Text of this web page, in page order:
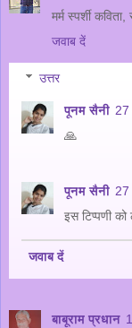
मर्म स्पर्शी
जवाब दें
उत्तर
पूनम सैनी
🙏
पूनम सैनी
इस टिप्पणी को
जवाब दें
बाबूराम प्रधान